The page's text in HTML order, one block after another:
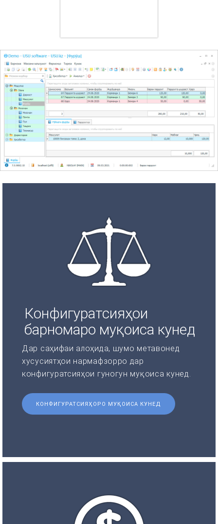
Конфигуратсияҳои
барномаро муқоиса кунед
Дар саҳифаи алоҳида, шумо метавонед
хусусиятҳои нармафзорро дар
конфигуратсияҳои гуногун муқоиса кунед.
КОНФИГУРАТСИЯҲОРО МУҚОИСА КУНЕД